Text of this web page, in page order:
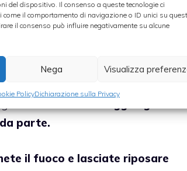
del dispositivo. Il consenso a queste tecnologie ci
come il comportamento di navigazione o ID unici su
il consenso può influire negativamente su alcune
Nega Visualizza
PolicyDichiarazione sulla Privacy
riposare per un’oretta.
il rosmarino e
parte.
il fuoco e lasciate riposare